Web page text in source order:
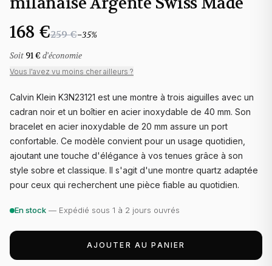
168 €259 €−35%
Soit 91 € d'économie
Vous l'avez vu moins cher ailleurs ?
Calvin Klein K3N23121 est une montre à trois aiguilles avec un
cadran noir et un boîtier en acier inoxydable de 40 mm. Son
bracelet en acier inoxydable de 20 mm assure un port
confortable. Ce modèle convient pour un usage quotidien,
ajoutant une touche d'élégance à vos tenues grâce à son
style sobre et classique. Il s'agit d'une montre quartz adaptée
pour ceux qui recherchent une pièce fiable au quotidien.
En stock — Expédié sous 1 à 2 jours ouvrés
AJOUTER AU PANIER